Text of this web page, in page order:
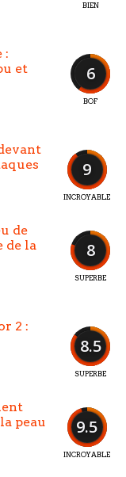
BIEN
6
BOF
:
et
9
INCROYABLE
8
SUPERBE
de
de la
8.5
SUPERBE
2 :
9.5
INCROYABLE
peau